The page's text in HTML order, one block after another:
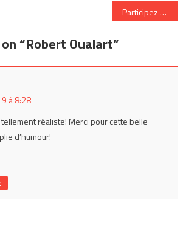
Participez aux compos collectives d’AudioFanzine
“Robert Oualart”
à 8:28
réaliste! Merci pour cette belle
d’humour!